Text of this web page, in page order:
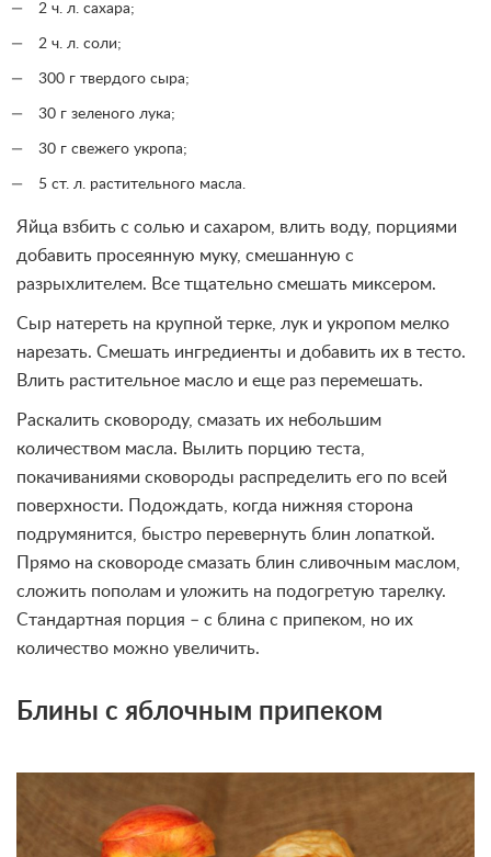
2 ч. л. сахара;
2 ч. л. соли;
300 г твердого сыра;
30 г зеленого лука;
30 г свежего укропа;
5 ст. л. растительного масла.
Яйца взбить с солью и сахаром, влить воду, порциями
добавить просеянную муку, смешанную с
разрыхлителем. Все тщательно смешать миксером.
Сыр натереть на крупной терке, лук и укропом мелко
нарезать. Смешать ингредиенты и добавить их в тесто.
Влить растительное масло и еще раз перемешать.
Раскалить сковороду, смазать их небольшим
количеством масла. Вылить порцию теста,
покачиваниями сковороды распределить его по всей
поверхности. Подождать, когда нижняя сторона
подрумянится, быстро перевернуть блин лопаткой.
Прямо на сковороде смазать блин сливочным маслом,
сложить пополам и уложить на подогретую тарелку.
Стандартная порция – с блина с припеком, но их
количество можно увеличить.
Блины с яблочным припеком